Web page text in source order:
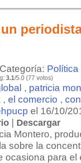
Política
3.1/5.0 (77 votos)
, patricia
, el comercio ,
el 16/10/
| Descargar
Montero,
sobre la
ocasiona para el